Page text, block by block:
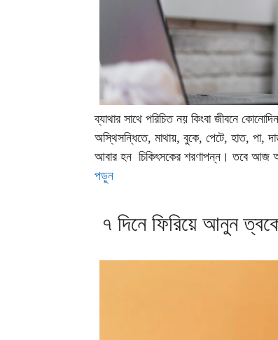
ব্যাথার সাথে পরিচিত নয় কিংবা জীবনে
অস্থিসন্ধিতে, মাথায়, বুকে, পেটে, হাত, পা,
আবার হন চিকিৎসকের শরণাপন্ন। তবে আজ
পড়ুন
৭ দিনে ফিরিয়ে আনুন